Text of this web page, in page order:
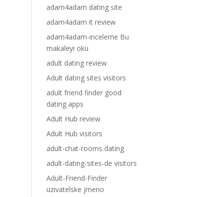
adam4adam dating site
adam4adam it review
adam4adam-inceleme Bu
makaleyi oku
adult dating review
Adult dating sites visitors
adult friend finder good
dating apps
Adult Hub review
Adult Hub visitors
adult-chat-rooms dating
adult-dating-sites-de visitors
Adult-Friend-Finder
uzivatelske jmeno